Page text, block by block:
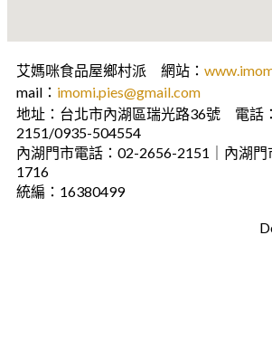
艾媽咪食品屋鄉村派 網站：
mail： imomi.pies@gmail.com
地址：台北市內湖區瑞光路36號 電話
2151/0935-504554
內湖門市電話：02-2656-2151｜內湖
1716
統編：16380499